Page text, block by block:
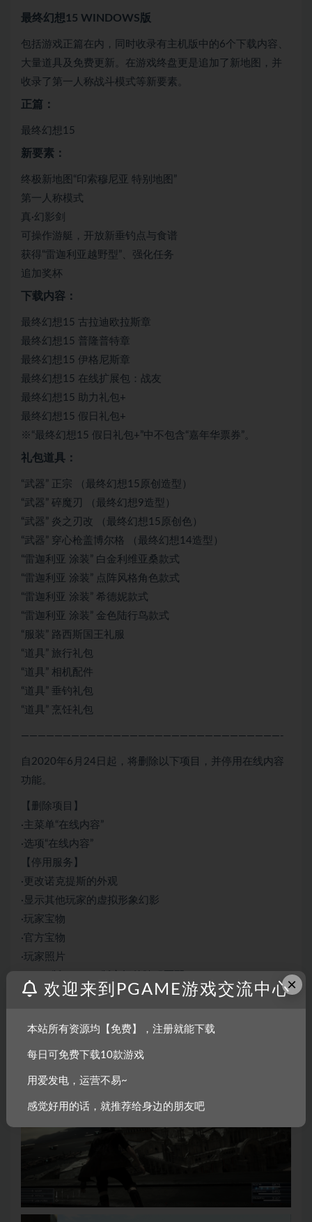
最终幻想15 WINDOWS版
包括游戏正篇在内，同时收录有主机版中的6个下载内容、
大量道具及免费更新。在游戏终盘更是追加了新地图，并
收录了第一人称战斗模式等新要素。
正篇：
最终幻想15
新要素：
终极新地图“印索穆尼亚 特别地图”
第一人称模式
真·幻影剑
可操作游艇，开放新垂钓点与食谱
获得“雷迦利亚越野型”、强化任务
追加奖杯
下载内容：
最终幻想15 古拉迪欧拉斯章
最终幻想15 普隆普特章
最终幻想15 伊格尼斯章
最终幻想15 在线扩展包：战友
最终幻想15 助力礼包+
最终幻想15 假日礼包+
※“最终幻想15 假日礼包+”中不包含“嘉年华票券”。
礼包道具：
“武器” 正宗 （最终幻想15原创造型）
“武器” 碎魔刃 （最终幻想9造型）
“武器” 炎之刃改 （最终幻想15原创色）
“武器” 穿心枪盖博尔格 （最终幻想14造型）
“雷迦利亚 涂装” 白金利维亚桑款式
“雷迦利亚 涂装” 点阵风格角色款式
“雷迦利亚 涂装” 希德妮款式
“雷迦利亚 涂装” 金色陆行鸟款式
“服装” 路西斯国王礼服
“道具” 旅行礼包
“道具” 相机配件
“道具” 垂钓礼包
“道具” 烹饪礼包
———————————————————————————————-
自2020年6月24日起，将删除以下项目，并停用在线内容
功能。
【删除项目】
·主菜单“在线内容”
·选项“在线内容”
【停用服务】
·更改诺克提斯的外观
·显示其他玩家的虚拟形象幻影
·玩家宝物
·官方宝物
·玩家照片
此外，修复了游玩时暂时性的运行不稳定问题。
游戏截图
×
欢迎来到PGAME游戏交流中心
本站所有资源均【免费】，注册就能下载
每日可免费下载10款游戏
用爱发电，运营不易~
感觉好用的话，就推荐给身边的朋友吧